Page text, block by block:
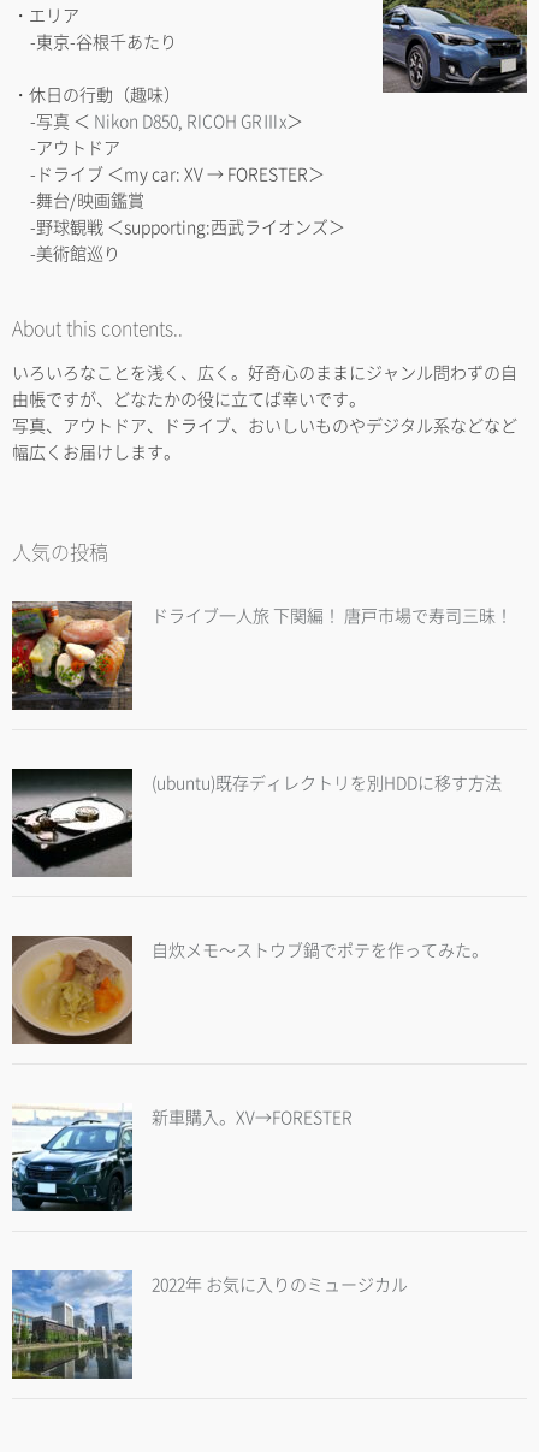
・エリア
-東京-谷根千あたり
・休日の行動（趣味）
-写真 ＜ Nikon D850 RICOH GRⅢx＞
-アウトドア
-ドライブ ＜my car: XV → FORESTER＞
-舞台/映画鑑賞
-野球観戦 ＜supporting:西武ライオンズ＞
-美術館巡り
About this contents..
いろいろなことを浅く、広く。好奇心のままにジャンル問わずの自
由帳ですが、どなたかの役に立てば幸いです。
写真、アウトドア、ドライブ、おいしいものやデジタル系などなど
幅広くお届けします。
人気の投稿
ドライブ一人旅 下関編！ 唐戸市場で寿司三昧！
(ubuntu)既存ディレクトリを別HDDに移す方法
自炊メモ～ストウブ鍋でポテを作ってみた。
新車購入。XV→FORESTER
2022年 お気に入りのミュージカル